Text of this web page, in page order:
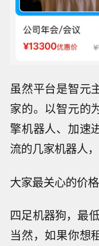
虽然平台是智元
家的。以智元的
擎机器人、加速
流的几家机器人，
大家最关心的价
四足机器狗，最
当然，如果你想